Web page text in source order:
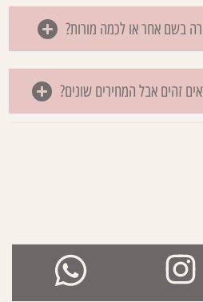
בשם אחר או לכמה מורות?
זהים אבל המחירים שונים?